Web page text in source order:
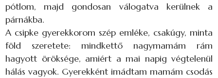
pótlom, majd gondosan válogatva kerülnek a
párnákba.
A csipke gyerekkorom szép emléke, csakúgy, minta
föld szeretete: mindkettő nagymamám rám
hagyott öröksége, amiért a mai napig végtelenül
hálás vagyok. Gyerekként imádtam mamám csodás